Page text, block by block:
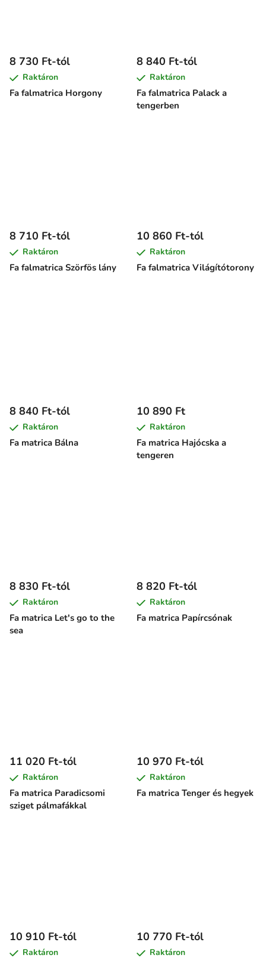
Fa falmatrica Horgony
8 730 Ft-tól
Raktáron
Fa falmatrica Palack a
tengerben
8 840 Ft-tól
Raktáron
Fa falmatrica Szörfös lány
8 710 Ft-tól
Raktáron
Fa falmatrica Világítótorony
10 860 Ft-tól
Raktáron
Fa matrica Bálna
8 840 Ft-tól
Raktáron
Fa matrica Hajócska a
tengeren
10 890 Ft
Raktáron
Fa matrica Let's go to the
sea
8 830 Ft-tól
Raktáron
Fa matrica Papírcsónak
8 820 Ft-tól
Raktáron
Fa matrica Paradicsomi
sziget pálmafákkal
11 020 Ft-tól
Raktáron
Fa matrica Tenger és hegyek
10 970 Ft-tól
Raktáron
10 910 Ft-tól
Raktáron
10 770 Ft-tól
Raktáron